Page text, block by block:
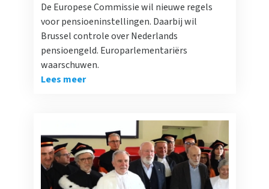
De Europese Commissie wil nieuwe regels
voor pensioeninstellingen. Daarbij wil
Brussel controle over Nederlands
pensioengeld. Europarlementariërs
waarschuwen.
Lees meer